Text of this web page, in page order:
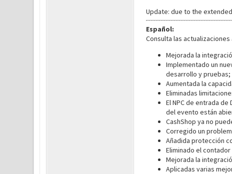
Update: due to the
Español:
Consulta las
Mejorada la
Implementado un
desarrollo y pruebas;
Aumentada la
Eliminadas
El NPC de entrada
del evento están
CashShop ya no
Corregido un
Añadida protección
Eliminado el
Mejorada la
Aplicadas varias